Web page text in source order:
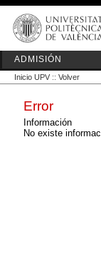
ADMISIÓN
Inicio UPV :: Volver
Error
Información
No existe